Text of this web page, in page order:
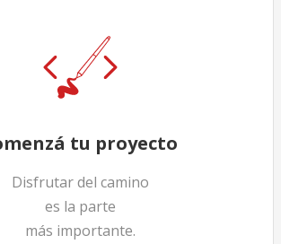
tu proyecto
Disfrutar del camino
es la parte
más importante.